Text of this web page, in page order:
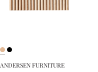
ANDERSEN FURNITURE